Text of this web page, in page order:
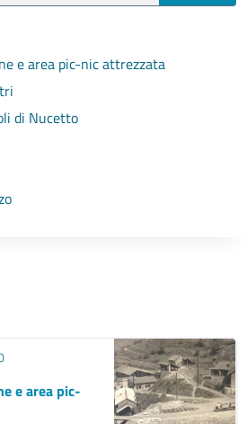
e area pic-nic attrezzata
di Nucetto
e area pic-